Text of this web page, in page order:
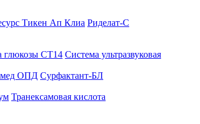
Тикен Ап Клиа Риделат-С
глюкозы СТ14 Система ультразвуковая
ОПД Сурфактант-БЛ
Транексамовая кислота